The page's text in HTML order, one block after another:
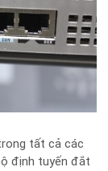
tất cả các
định tuyến đắt